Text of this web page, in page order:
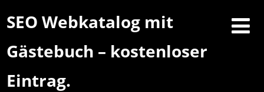
SEO Webkatalog mit
Gästebuch – kostenloser
Eintrag.